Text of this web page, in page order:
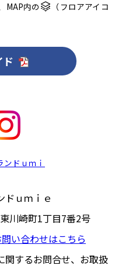
MAP内の
（フロアアイコ
ド
ドｕｍｉｅ
川崎町1丁目7番2号
い合わせはこちら
するお問合せ、 お取扱